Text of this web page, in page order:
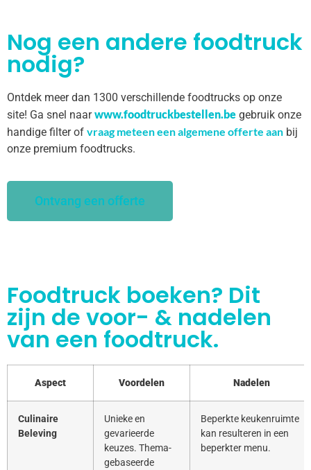
Nog een andere foodtruck
nodig?
Ontdek meer dan 1300 verschillende foodtrucks op onze
site! Ga snel naarwww.foodtruckbestellen.be gebruik onze
handige filter of vraag meteen een algemene offerte aan bij
onze premium foodtrucks.
Ontvang een offerte
Foodtruck boeken? Dit
zijn de voor- & nadelen
van een foodtruck.
Aspect Voordelen Nadelen
Culinaire
Beleving
Unieke en
gevarieerde
keuzes. Thema-
gebaseerde
Beperkte keukenruimte
kan resulteren in een
beperkter menu.